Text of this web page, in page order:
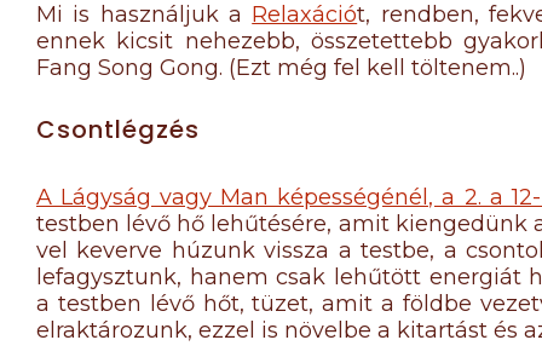
Mi is használjuk a Relaxációt, rendben,
ennek kicsit nehezebb, összetettebb
Fang Song Gong. (Ezt még fel kell töltenem..)
Csontlégzés
A Lágyság vagy Man képességénél, a 2. a
testben lévő hő lehűtésére, amit kiengedünk
vel keverve húzunk vissza a testbe, a
lefagysztunk, hanem csak lehűtött energiát
a testben lévő hőt, tüzet, amit a földbe
elraktározunk, ezzel is növelbe a kitartást és